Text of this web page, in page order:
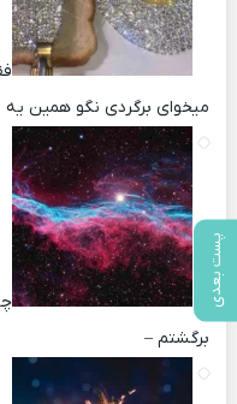
پست بعدی
میخوای برگردی نگو همین یه
برگشتم –